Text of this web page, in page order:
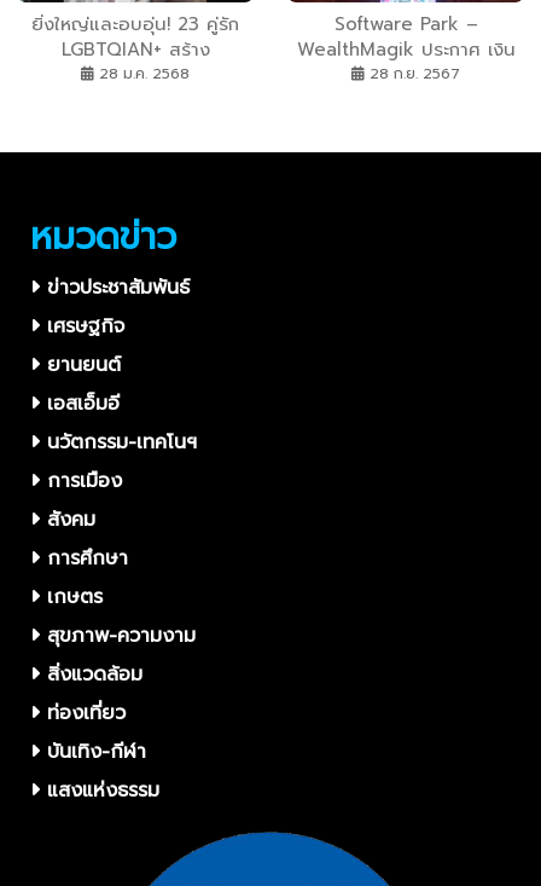
ยิ่งใหญ่และอบอุ่น! 23 คู่รัก
LGBTQIAN+ สร้าง
ปรากฏการณ์ครั้งสำคัญ ร่วม
Grand Inter Pride 2025”
28 ม.ค. 2568
Software Park –
WealthMagik ประกาศ เงิน
ออมสร้างชาติ Awards
28 ก.ย. 2567
หมวดข่าว
ข่าวประชาสัมพันธ์
เศรษฐกิจ
ยานยนต์
เอสเอ็มอี
นวัตกรรม-เทคโนฯ
การเมือง
สังคม
การศึกษา
เกษตร
สุขภาพ-ความงาม
สิ่งแวดล้อม
ท่องเที่ยว
บันเทิง-กีฬา
แสงแห่งธรรม